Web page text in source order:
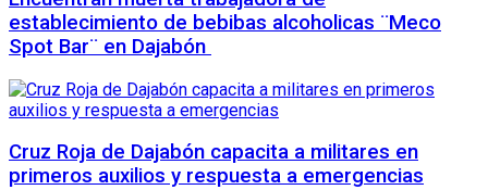
establecimiento de bebibas alcoholicas ¨Meco
Spot Bar¨ en Dajabón
Cruz Roja de Dajabón capacita a militares en
primeros auxilios y respuesta a emergencias